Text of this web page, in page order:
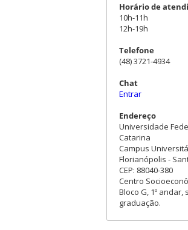
Horário de
10h-11h
12h-19h
Telefone
(48) 3721-4934
Chat
Entrar
Endereço
Universidade
Catarina
Campus
Florianópolis -
CEP: 88040-380
Centro
Bloco G, 1º andar,
graduação.